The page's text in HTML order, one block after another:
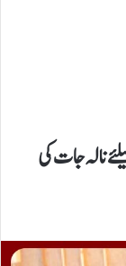
نالہ جات کی